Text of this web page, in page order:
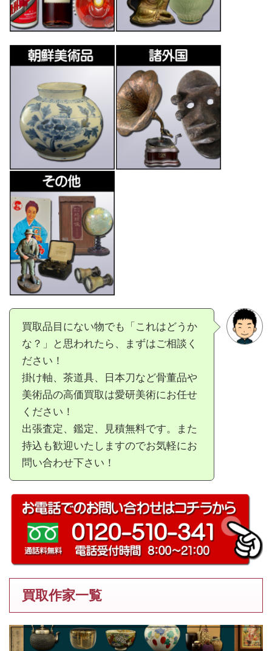
買取品目にない物でも「これはどうか
な？」と思われたら、まずはご相談く
ださい！
掛け軸、茶道具、日本刀など骨董品や
美術品の高価買取は愛研美術にお任せ
ください！
出張査定、鑑定、見積無料です。また
持込も歓迎いたしますのでお気軽にお
問い合わせ下さい！
買取作家一覧